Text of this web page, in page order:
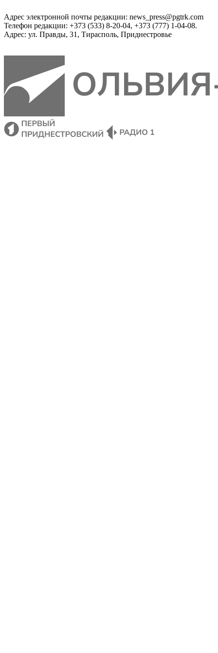
Адрес электронной почты редакции: news_press@pgtrk.com
Телефон редакции: +373 (533) 8-20-04, +373 (777) 1-04-08.
Адрес: ул. Правды, 31, Тирасполь, Приднестровье